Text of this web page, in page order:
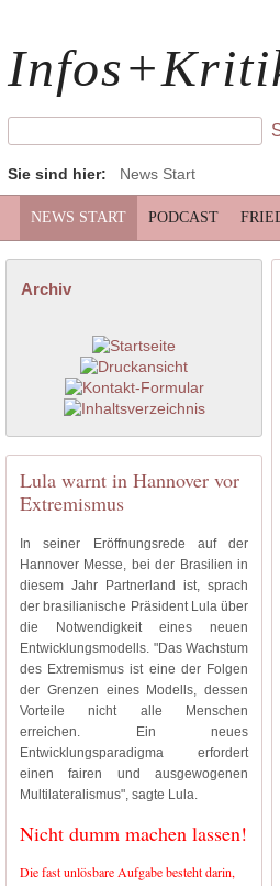
Sie sind hier: News Start
NEWS START PODCAST
Archiv
Lula warnt in Hannover vor
Extremismus
In seiner Eröffnungsrede auf der
Hannover Messe, bei der Brasilien in
diesem Jahr Partnerland ist, sprach
der brasilianische Präsident Lula über
die Notwendigkeit eines neuen
Entwicklungsmodells. "Das Wachstum
des Extremismus ist eine der Folgen
der Grenzen eines Modells, dessen
Vorteile nicht alle Menschen
erreichen. Ein neues
Entwicklungsparadigma erfordert
einen fairen und ausgewogenen
Multilateralismus", sagte Lula.
Nicht dumm machen lassen!
Die fast unlösbare Aufgabe besteht darin,